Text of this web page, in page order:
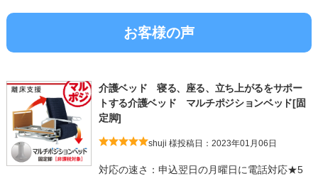
お客様の声
介護ベッド 寝る、座る、立ち上がるをサポー
トする介護ベッド マルチポジションベッド[固
定脚]
shuji 様投稿日：2023年01月06日
対応の速さ：申込翌日の月曜日に電話対応★5